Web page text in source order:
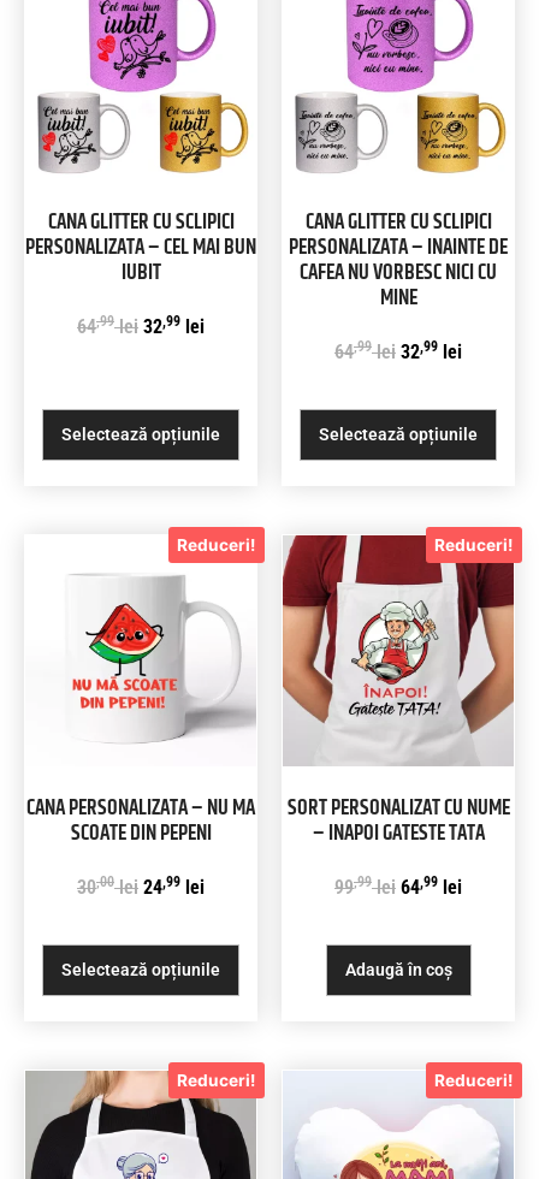
CANA GLITTER CU SCLIPICI
PERSONALIZATA – CEL MAI BUN
IUBIT
64,99 lei 32 ,99 lei
Selectează opțiunile
CANA GLITTER CU SCLIPICI
PERSONALIZATA – INAINTE DE
CAFEA NU VORBESC NICI CU
MINE
64,99 lei 32 ,99 lei
Selectează opțiunile
Reduceri!
CANA PERSONALIZATA – NU MA
SCOATE DIN PEPENI
30,00 lei 24 ,99 lei
Selectează opțiunile
Reduceri!
SORT PERSONALIZAT CU NUME
– INAPOI GATESTE TATA
99,99 lei 64 ,99 lei
Adaugă în coș
Reduceri! Reduceri!